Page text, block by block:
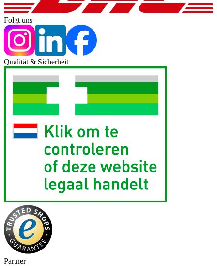
Folgt uns
Qualität & Sicherheit
Partner